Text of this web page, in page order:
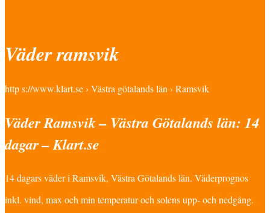
Väder ramsvik
http s://www.klart.se › Västra götalands län › Ramsvik
Väder Ramsvik – Västra Götalands län: 14
dagar – Klart.se
14 dagars väder i Ramsvik, Västra Götalands län. Väderprognos
inkl. vind, max och min temperatur och solens upp- och nedgång.